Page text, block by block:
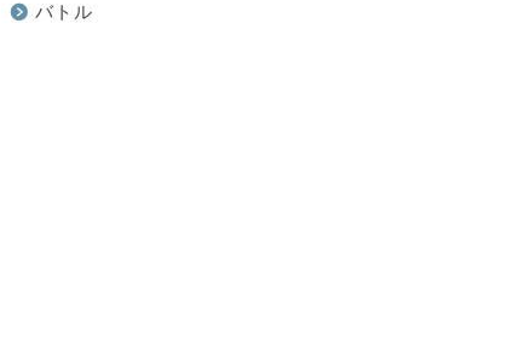
バトル